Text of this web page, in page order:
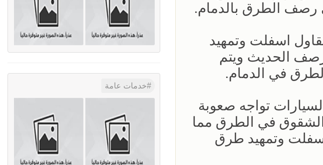
رصف الطرق بالدمام.
اسفلت وتمهيد
الحديث ويتم
في الدمام.
تواجه صعوبة
الشقوق في الطرق مما
وتمهيد طرق
خدمات عامة